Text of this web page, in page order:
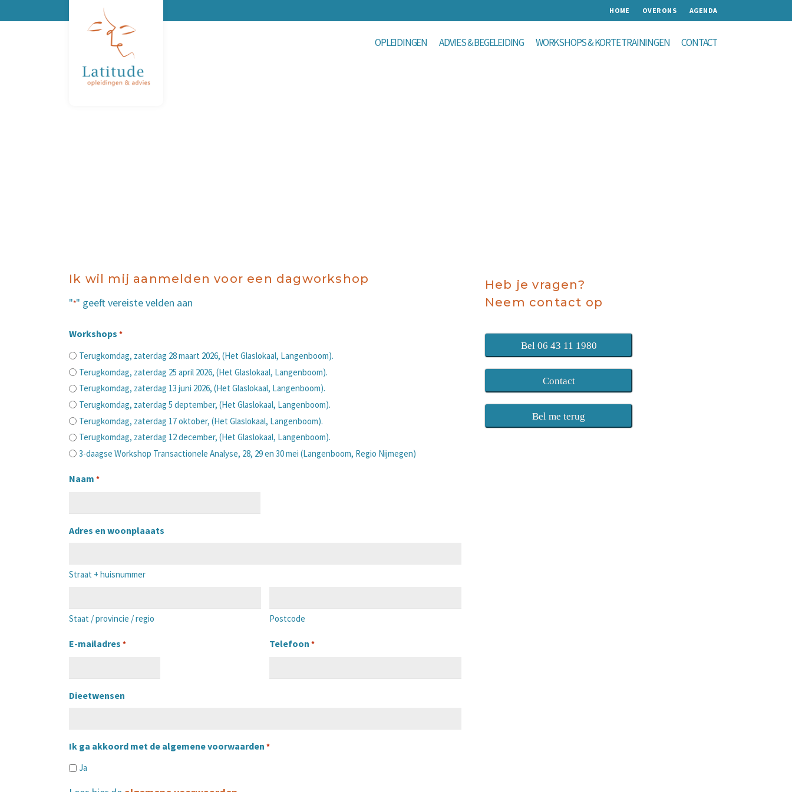
HOME OVER ONS AGENDA
OPLEIDINGEN ADVIES & BEGELEIDING WORKSHOPS & KORTE TRAININGEN CONTACT
Ik wil mij aanmelden voor een dagworkshop
"*" geeft vereiste velden aan
Workshops *
Terugkomdag, zaterdag 28 maart 2026, (Het Glaslokaal, Langenboom).
Terugkomdag, zaterdag 25 april 2026, (Het Glaslokaal, Langenboom).
Terugkomdag, zaterdag 13 juni 2026, (Het Glaslokaal, Langenboom).
Terugkomdag, zaterdag 5 deptember, (Het Glaslokaal, Langenboom).
Terugkomdag, zaterdag 17 oktober, (Het Glaslokaal, Langenboom).
Terugkomdag, zaterdag 12 december, (Het Glaslokaal, Langenboom).
3-daagse Workshop Transactionele Analyse, 28, 29 en 30 mei (Langenboom, Regio Nijmegen)
Naam *
Adres en woonplaaats
Straat + huisnummer
Staat / provincie / regio Postcode
E-mailadres * Telefoon *
Dieetwensen
Ik ga akkoord met de algemene voorwaarden *
Ja
Heb je vragen?
Neem contact op
Bel 06 43 11 1980
Contact
Bel me terug